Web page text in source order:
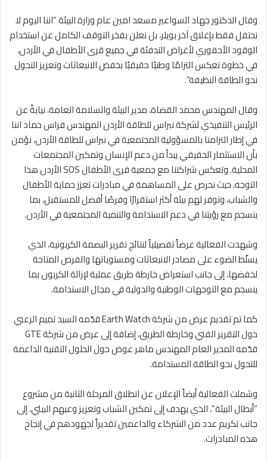
وقال الدكتور جهاد السواعير مسعد امين عام وزارة البيئة “اننا اليوم لا
نحتفل فقط بإغلاق آخر بويلر، بل نعلن بفخر التوقف الكامل عن استخدام
الوقود الأحفوري لأغراض التدفئة في جميع قرى الأطفال في الأردن،
في خطوة تعكس التزامًا وطنيًا حقيقيًا بخفض الانبعاثات وتعزيز التحول
نحو الطاقة النظيفة”.
وقال المهندس محمد القضاة، مدير البيئة والسلامة العامة، نيابةً عن
الرئيس التنفيذي لشركة نبراس للطاقة الأردن المهندس فراس حماد اننا
في إطار التزامنا بالمسؤولية المجتمعية في نبراس للطاقة الأردن، نؤمن
بأن الاستثمار الحقيقي يبدأ من دعم الإنسان وتمكين المجتمعات
المحلية. وتعكس شراكتنا مع جمعية قرى الأطفال SOS الأردن هذا
التوجه، حيث نحرص على المساهمة في مبادرات تعزز حماية الأطفال
والشباب، وتوفر لهم بيئة أكثر استقرارًا وفرصًا أفضل للمستقبل، بما
ينسجم مع رؤيتنا في دعم الاستدامة والتنمية المجتمعية في الأردن.
وشهدت الفعالية عرضاً تفصيلياً لنتائج تقرير البصمة الكربونية، الذي
يسلّط الضوء على مصادر الانبعاثات ومستوياتها والفرص المتاحة
لخفضها، إلى جانب استعراض خارطة طريق عملية لإزالة الكربون بما
ينسجم مع التوجهات الوطنية والدولية في مجال الاستدامة.
كما تم تقديم عرض من شركة Earth Watch قدّمه السيد تميم الزعبي
حول التقرير الفني وخارطة الطريق، إضافة إلى عرض من شركة GTE
قدّمه المدير العام المهندس ماهر عوض حول الحلول التقنية الداعمة
للتحول نحو الطاقة المستدامة.
وشملت الفعالية أيضاً الإعلان عن انطلاق المرحلة الثانية من مشروع
“أبطال البيئة”، الذي يهدف إلى تمكين الشباب وتعزيز وعيهم البيئي، إلى
جانب تكريم عدد من الشركاء والداعمين تقديراً لجهودهم في إنجاح
هذه المبادرات.